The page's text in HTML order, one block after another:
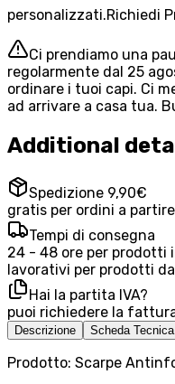
personalizzati.Richiedi
Ci prendiamo una
regolarmente dal 25
ordinare i tuoi capi. Ci
ad arrivare a casa tua.
Additional
Spedizione 9,90€
gratis per ordini a
Tempi di consegna
24 - 48 ore per prodotti
lavorativi per prodotti
Hai la partita IVA?
puoi richiedere la
Descrizione Scheda Tecnica
Prodotto: Scarpe